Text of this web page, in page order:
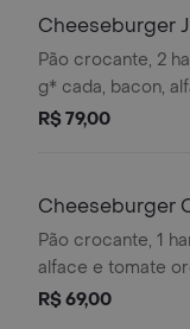
Cheeseburger
Super
Pão crocante, 2
g* cada, bacon,
orgânicos, queijo
cocção.
R$ 79,00
Cheeseburger
Pão crocante, 1
alface e tomate
cheddar, molho de
R$ 69,00